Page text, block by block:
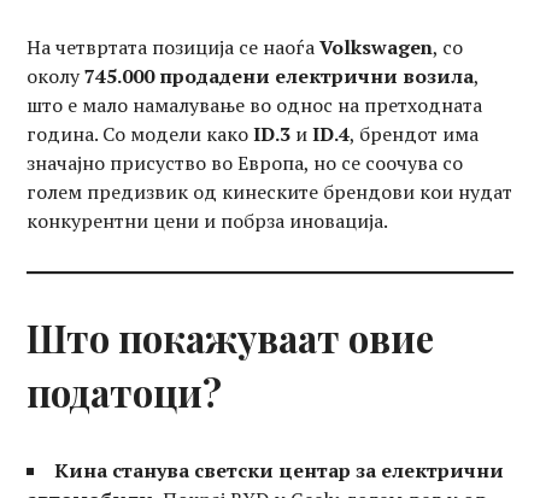
На четвртата позиција се наоѓаVolkswagen, со
околу745.000 продадени електрични возила,
што е мало намалување во однос на претходната
година. Со модели какоID.3 иID.4, брендот има
значајно присуство во Европа, но се соочува со
голем предизвик од кинеските брендови кои нудат
конкурентни цени и побрза иновација.
Што покажуваат овие
податоци?
Кина станува светски центар за електрични